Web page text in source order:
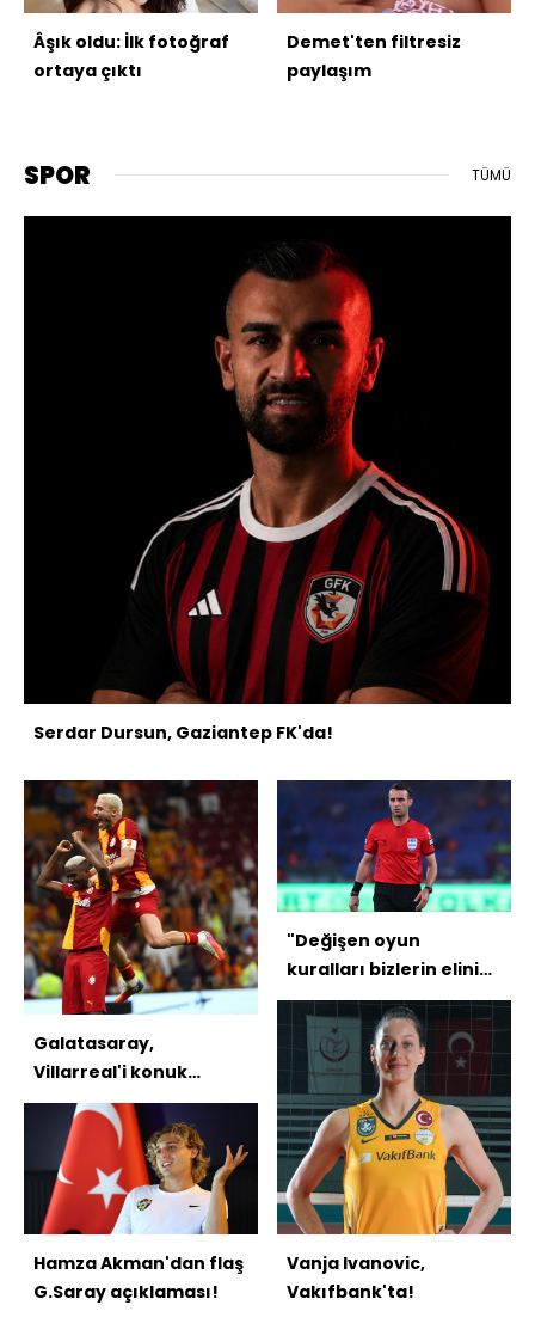
Âşık oldu: İlk fotoğraf
ortaya çıktı
Demet'ten filtresiz
paylaşım
SPOR TÜMÜ
Serdar Dursun, Gaziantep FK'da!
Galatasaray,
Villarreal'i konuk
edecek!
Hamza Akman'dan flaş
G.Saray açıklaması!
"Değişen oyun
kuralları bizlerin elini
güçlendirdi"
Vanja Ivanovic,
Vakıfbank'ta!